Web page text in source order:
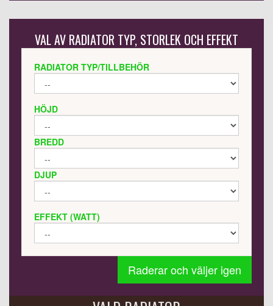
VAL AV RADIATOR TYP, STORLEK OCH EFFEKT
RADIATOR TYP/TILLBEHÖR
HÖJD
BREDD
DJUP
EFFEKT (WATT)
Raderar och väljer igen